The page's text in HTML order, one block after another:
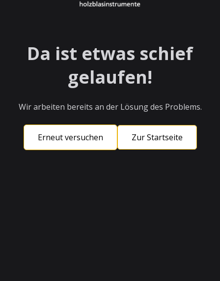
Da ist etwas schief
gelaufen!
Wir arbeiten bereits an der Lösung des Problems.
Erneut versuchen Zur Startseite